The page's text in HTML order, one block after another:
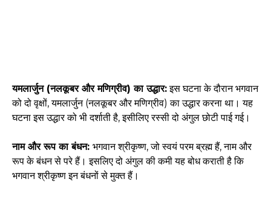
यमलार्जुन (नलकूबर और मणिग्रीव) का उद्धार:इस घटना के दौरान भगवान
को दो वृक्षों, यमलार्जुन (नलकूबर और मणिग्रीव) का उद्धार करना था। यह
घटना इस उद्धार को भी दर्शाती है, इसीलिए रस्सी दो अंगुल छोटी पाई गई।
नाम और रूप का बंधन: भगवान श्रीकृष्ण, जो स्वयं परम ब्रह्म हैं, नाम और
रूप के बंधन से परे हैं। इसलिए दो अंगुल की कमी यह बोध कराती है कि
भगवान श्रीकृष्ण इन बंधनों से मुक्त हैं।